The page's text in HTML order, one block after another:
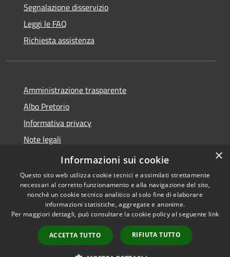
Segnalazione disservizio
Leggi le FAQ
Richiesta assistenza
Amministrazione trasparente
Albo Pretorio
Informativa privacy
Note legali
Dichiarazione di accessibilità
Accessibilità
Copyright © 2026 • Comune di
Alfedena • Powered by
Municipium•
Accesso
redazione
×
Informazioni sui cookie
Questo sito web utilizza cookie tecnici e assimilati strettamente
necessari al corretto funzionamento e alla navigazione del sito,
nonché un cookie tecnico analitico al solo fine di elaborare
informazioni statistiche, aggregate e anonime.
Per maggiori dettagli, può consultare la cookie policy al seguente link
ACCETTA TUTTO RIFIUTA TUTTO